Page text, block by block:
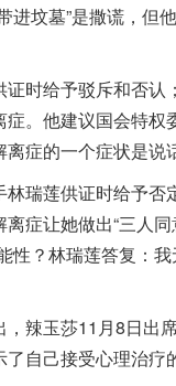
进坟墓”是撒谎，但
证时给予驳斥和否认
症。他建议国会特权
症的一个症状是说
林瑞莲供证时给予否
症让她做出“三人
性？林瑞莲答复：
，辣玉莎11月8日出
自己接受心理治疗